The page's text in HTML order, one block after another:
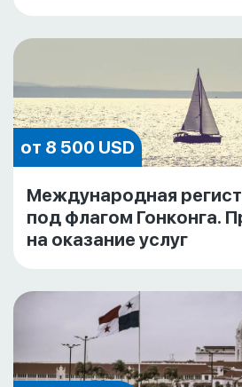
от 8 500 USD
Международная
под флагом Гонконга.
на оказание услуг